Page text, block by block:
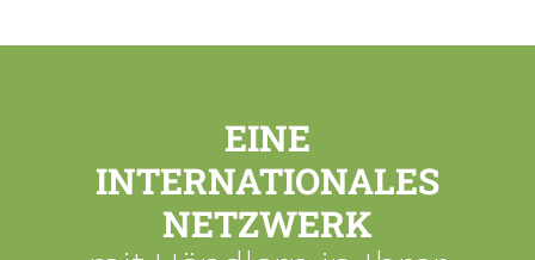
EINE
INTERNATIONALES
NETZWERK